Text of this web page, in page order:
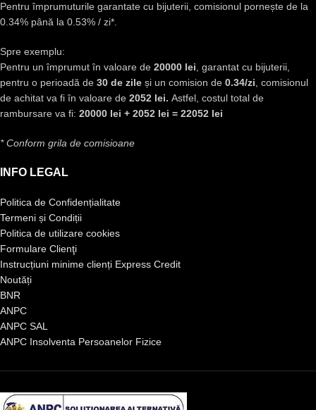
Pentru împrumuturile garantate cu bijuterii, comisionul pornește de la
0.34% până la 0.53% / zi*.
Spre exemplu:
Pentru un împrumut în valoare de 20000 lei, garantat cu bijuterii,
pentru o perioadă de 30 de zile și un comision de 0.34/zi, comisionul
de achitat va fi în valoare de 2052 lei. Astfel, costul total de
rambursare va fi: 20000 lei + 2052 lei = 22052 lei
* Conform grila de comisioane
INFO LEGAL
Politica de Confidențialitate
Termeni și Condiții
Politica de utilizare cookies
Formulare Clienţi
Instrucțiuni minime clienți Express Credit
Noutăți
BNR
ANPC
ANPC SAL
ANPC Insolventa Persoanelor Fizice